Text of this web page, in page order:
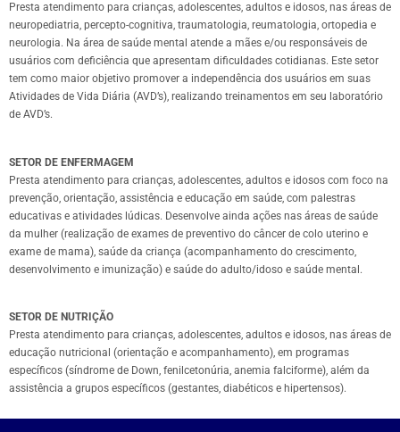
Presta atendimento para crianças, adolescentes, adultos e idosos, nas áreas de
neuropediatria, percepto-cognitiva, traumatologia, reumatologia, ortopedia e
neurologia. Na área de saúde mental atende a mães e/ou responsáveis de
usuários com deficiência que apresentam dificuldades cotidianas. Este setor
tem como maior objetivo promover a independência dos usuários em suas
Atividades de Vida Diária (AVD’s), realizando treinamentos em seu laboratório
de AVD’s.
SETOR DE ENFERMAGEM
Presta atendimento para crianças, adolescentes, adultos e idosos com foco na
prevenção, orientação, assistência e educação em saúde, com palestras
educativas e atividades lúdicas. Desenvolve ainda ações nas áreas de saúde
da mulher (realização de exames de preventivo do câncer de colo uterino e
exame de mama), saúde da criança (acompanhamento do crescimento,
desenvolvimento e imunização) e saúde do adulto/idoso e saúde mental.
SETOR DE NUTRIÇÃO
Presta atendimento para crianças, adolescentes, adultos e idosos, nas áreas de
educação nutricional (orientação e acompanhamento), em programas
específicos (síndrome de Down, fenilcetonúria, anemia falciforme), além da
assistência a grupos específicos (gestantes, diabéticos e hipertensos).